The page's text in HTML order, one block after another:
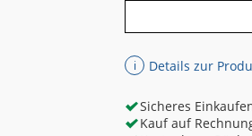
ℹ Details zur
Sicheres
Kauf auf